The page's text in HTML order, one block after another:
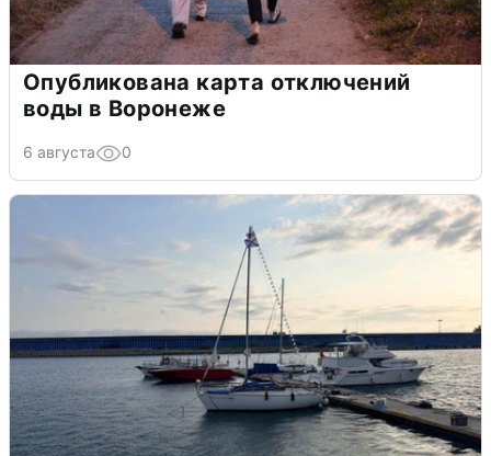
Опубликована карта отключений
воды в Воронеже
6 августа 0